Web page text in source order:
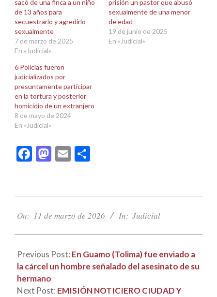
sacó de una finca a un niño
de 13 años para
secuestrarlo y agredirlo
sexualmente
7 de marzo de 2025
En «Judicial»
prisión un pastor que abusó
sexualmente de una menor
de edad
19 de junio de 2025
En «Judicial»
6 Policías fueron
judicializados por
presuntamente participar
en la tortura y posterior
homicidio de un extranjero
8 de mayo de 2024
En «Judicial»
Facebook
Mastodon
Email
03-
On: 11 de marzo de 2026 In: Judicial
Previous Post: En Guamo (Tolima) fue enviado a
la cárcel un hombre señalado del asesinato de su
hermano
Next Post: EMISIÓN NOTICIERO CIUDAD Y